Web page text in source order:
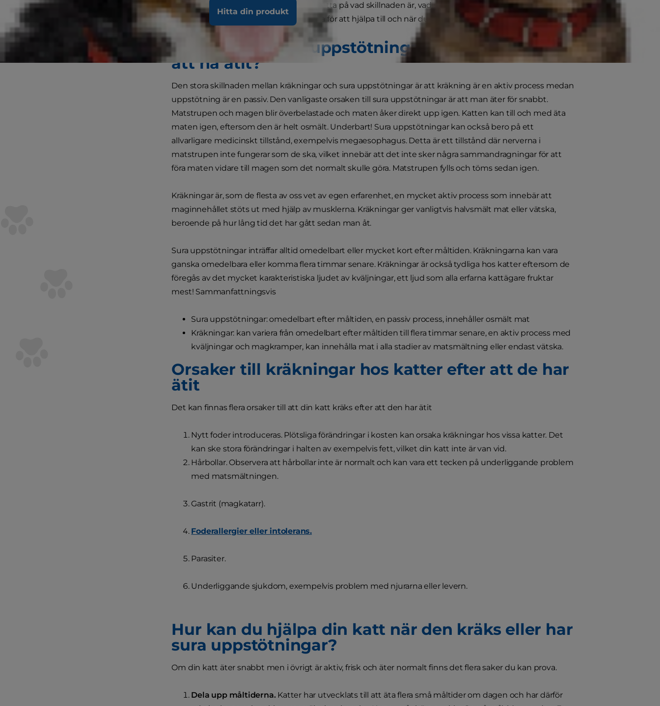
Hitta din produkt
uppstötningar. I den här artikeln ska vi titta på vad skillnaden är, vad som kan orsaka kräkningar eller sura
uppstötningar, vad du kan göra hemma för att hjälpa till och när du bör söka veterinärvård.
Får din katt sura uppstötningar eller kräks efter
att ha ätit?
Den stora skillnaden mellan kräkningar och sura uppstötningar är att kräkning är en aktiv process medan
uppstötning är en passiv. Den vanligaste orsaken till sura uppstötningar är att man äter för snabbt.
Matstrupen och magen blir överbelastade och maten åker direkt upp igen. Katten kan till och med äta
maten igen, eftersom den är helt osmält. Underbart! Sura uppstötningar kan också bero på ett
allvarligare medicinskt tillstånd, exempelvis megaesophagus. Detta är ett tillstånd där nerverna i
matstrupen inte fungerar som de ska, vilket innebär att det inte sker några sammandragningar för att
föra maten vidare till magen som det normalt skulle göra. Matstrupen fylls och töms sedan igen.
Kräkningar är, som de flesta av oss vet av egen erfarenhet, en mycket aktiv process som innebär att
maginnehållet stöts ut med hjälp av musklerna. Kräkningar ger vanligtvis halvsmält mat eller vätska,
beroende på hur lång tid det har gått sedan man åt.
Sura uppstötningar inträffar alltid omedelbart eller mycket kort efter måltiden. Kräkningarna kan vara
ganska omedelbara eller komma flera timmar senare. Kräkningar är också tydliga hos katter eftersom de
föregås av det mycket karakteristiska ljudet av kväljningar, ett ljud som alla erfarna kattägare fruktar
mest! Sammanfattningsvis
Sura uppstötningar: omedelbart efter måltiden, en passiv process, innehåller osmält mat
Kräkningar: kan variera från omedelbart efter måltiden till flera timmar senare, en aktiv process med
kväljningar och magkramper, kan innehålla mat i alla stadier av matsmältning eller endast vätska.
Orsaker till kräkningar hos katter efter att de har
ätit
Det kan finnas flera orsaker till att din katt kräks efter att den har ätit
Nytt foder introduceras. Plötsliga förändringar i kosten kan orsaka kräkningar hos vissa katter. Det
kan ske stora förändringar i halten av exempelvis fett, vilket din katt inte är van vid.
Hårbollar. Observera att hårbollar inte är normalt och kan vara ett tecken på underliggande problem
med matsmältningen.
Gastrit (magkatarr).
Foderallergier eller intolerans.
Parasiter.
Underliggande sjukdom, exempelvis problem med njurarna eller levern.
Hur kan du hjälpa din katt när den kräks eller har
sura uppstötningar?
Om din katt äter snabbt men i övrigt är aktiv, frisk och äter normalt finns det flera saker du kan prova.
Dela upp måltiderna. Katter har utvecklats till att äta flera små måltider om dagen och har därför